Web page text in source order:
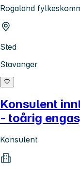
Rogaland
Sted
Stavanger
Konsulent
- toårig
Konsulent